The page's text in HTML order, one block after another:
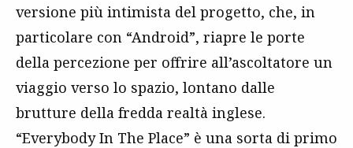
versione più intimista del progetto, che, in
particolare con “Android”, riapre le porte
della percezione per offrire all’ascoltatore un
viaggio verso lo spazio, lontano dalle
brutture della fredda realtà inglese.
“Everybody In The Place” è una sorta di primo